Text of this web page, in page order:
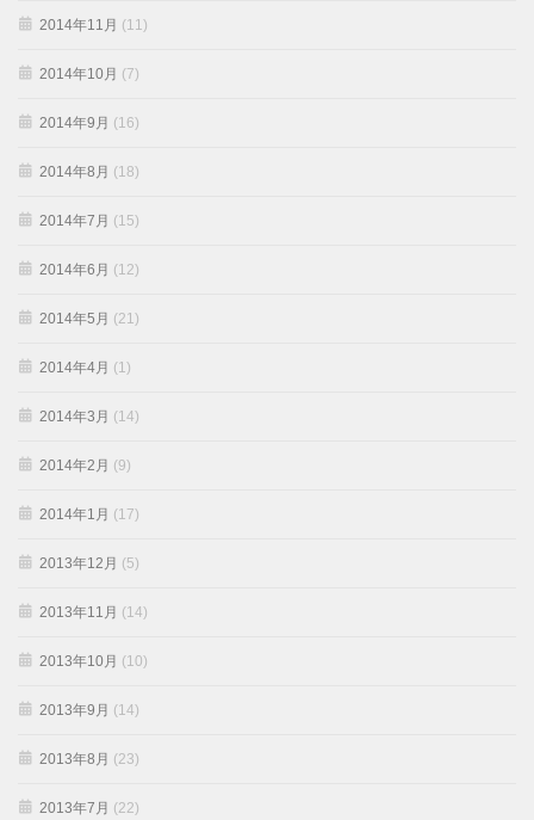
2014年11月 (11)
2014年10月 (7)
2014年9月 (16)
2014年8月 (18)
2014年7月 (15)
2014年6月 (12)
2014年5月 (21)
2014年4月 (1)
2014年3月 (14)
2014年2月 (9)
2014年1月 (17)
2013年12月 (5)
2013年11月 (14)
2013年10月 (10)
2013年9月 (14)
2013年8月 (23)
2013年7月 (22)